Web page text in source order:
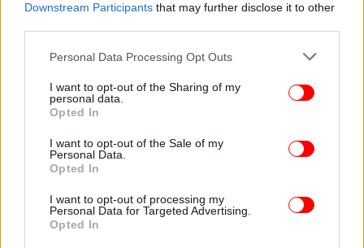
Downstream Participants that may further disclose it to other
Please note that this website/app uses one or more Google
not limited to your visit or usage behaviour. You may click to
grant or deny consent to Google and its third-party tags to
use your data for below specified purposes in below Google
consent section.
Personal Data Processing Opt Outs
I want to opt-out of the Sharing of my
personal data.
Opted In
I want to opt-out of the Sale of my
Personal Data.
Opted In
I want to opt-out of processing my
Personal Data for Targeted Advertising.
Opted In